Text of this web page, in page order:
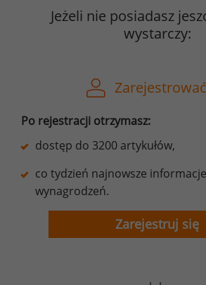
Jeżeli nie posiadasz
wystarczy:
Po rejestracji otrzymasz:
dostęp do 3200 artykułów,
co tydzień najnowsze
wynagrodzeń.
Zarejestruj się